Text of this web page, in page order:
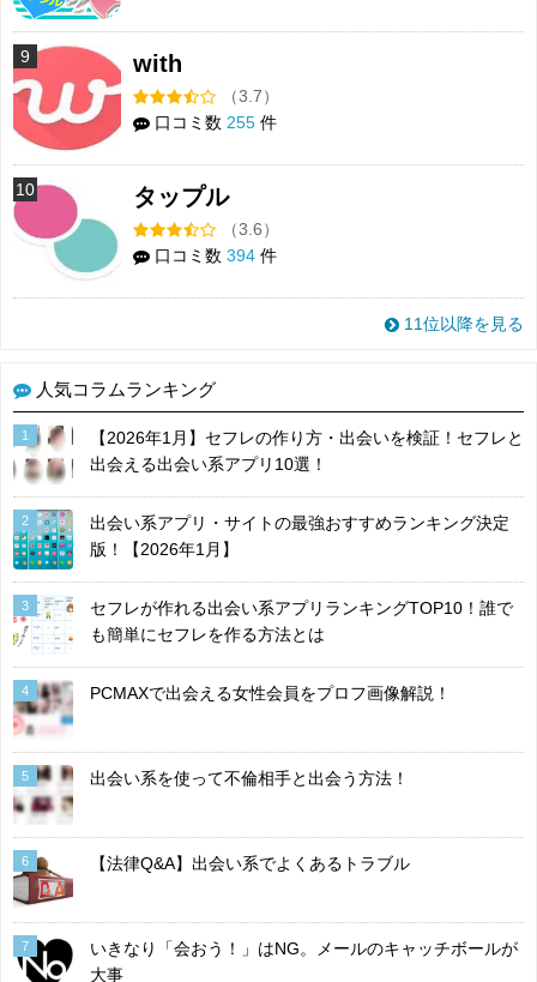
9 with
（3.7）
口コミ数 255 件
10 タップル
（3.6）
口コミ数 394 件
11位以降を見る
人気コラムランキング
1
【2026年1月】セフレの作り方・出会いを検証！セフレと
出会える出会い系アプリ10選！
2
出会い系アプリ・サイトの最強おすすめランキング決定
版！【2026年1月】
3
セフレが作れる出会い系アプリランキングTOP10！誰で
も簡単にセフレを作る方法とは
4 PCMAXで出会える女性会員をプロフ画像解説！
5 出会い系を使って不倫相手と出会う方法！
6 【法律Q&A】出会い系でよくあるトラブル
7
いきなり「会おう！」はNG。メールのキャッチボールが
大事